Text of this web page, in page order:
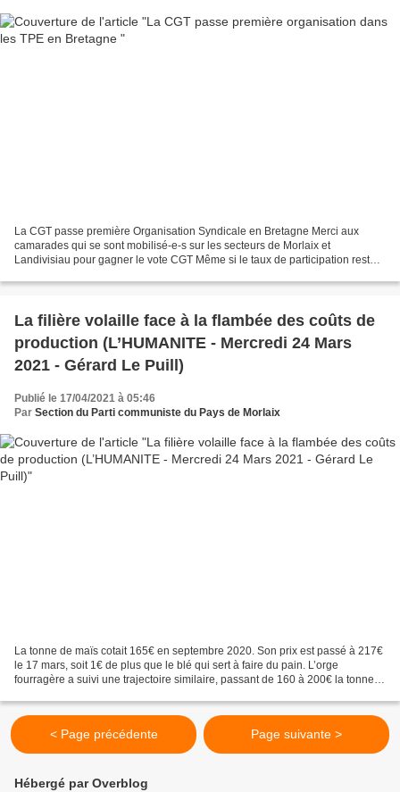
La CGT passe première Organisation Syndicale en Bretagne Merci aux
camarades qui se sont mobilisé-e-s sur les secteurs de Morlaix et
Landivisiau pour gagner le vote CGT Même si le taux de participation reste
La filière volaille face à la flambée des coûts de
production (L’HUMANITE - Mercredi 24 Mars
2021 - Gérard Le Puill)
Publié le 17/04/2021 à 05:46
Par Section du Parti communiste du Pays de Morlaix
La tonne de maïs cotait 165€ en septembre 2020. Son prix est passé à 217€
le 17 mars, soit 1€ de plus que le blé qui sert à faire du pain. L’orge
fourragère a suivi une trajectoire similaire, passant de 160 à 200€ la tonne
< Page précédente Page suivante >
Hébergé par Overblog